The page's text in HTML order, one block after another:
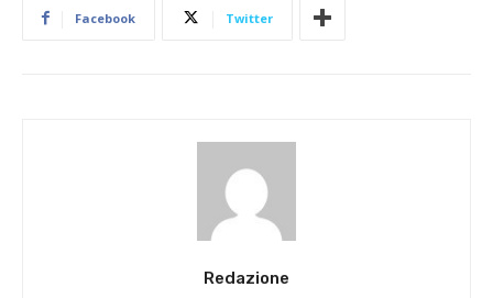
Facebook Twitter
Redazione